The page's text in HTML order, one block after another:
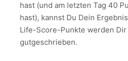
hast (und am letzten Tag 40
hast), kannst Du Dein
Life-Score-Punkte werden Dir
gutgeschrieben.